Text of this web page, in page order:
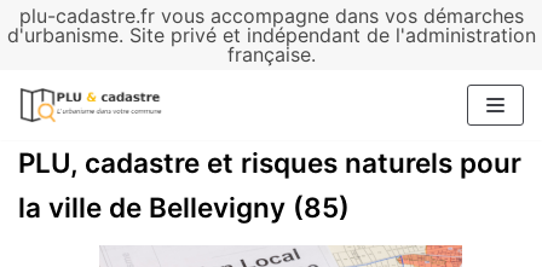
plu-cadastre.fr vous accompagne dans vos démarches
d'urbanisme. Site privé et indépendant de l'administration
française.
Aller
contenu
PLU, cadastre et risques naturels pour
la ville de Bellevigny (85)